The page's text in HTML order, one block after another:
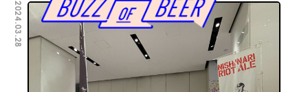
2024.03.28